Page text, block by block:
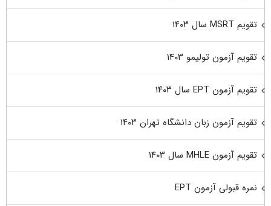
تقویم MSRT سال ۱۴۰۳
تقویم آزمون تولیمو ۱۴۰۳
تقویم آزمون EPT سال ۱۴۰۳
تقویم آزمون زبان دانشگاه تهران ۱۴۰۳
تقویم آزمون MHLE سال ۱۴۰۳
نمره قبولی آزمون EPT